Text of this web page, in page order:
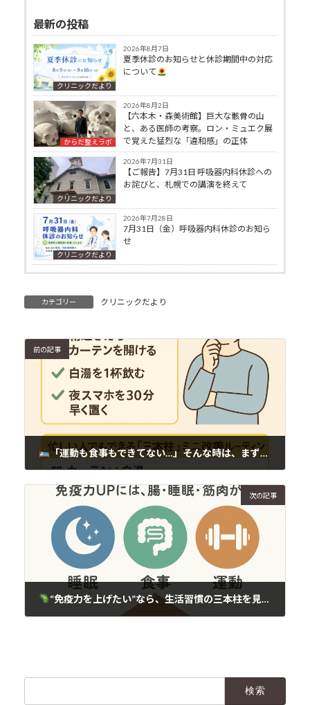
最新の投稿
クリニックだより
2026年8月7日
夏季休診のお知らせと休診期間中の対応
について
からだ整えラボ
2026年8月2日
【六本木・森美術館】巨大な骸骨の山
と、ある医師の考察。ロン・ミュエク展
で覚えた猛烈な「違和感」の正体
クリニックだより
2026年7月31日
【ご報告】7月31日 呼吸器内科休診への
お詫びと、札幌での講演を終えて
クリニックだより
2026年7月28日
7月31日（金）呼吸器内科休診のお知ら
せ
カテゴリー クリニックだより
前の記事
「運動も食事もできてない…」そんな時は、まず“○○”から始めよう
次の記事
“免疫力を上げたい”なら、生活習慣の三本柱を見直してみませんか？